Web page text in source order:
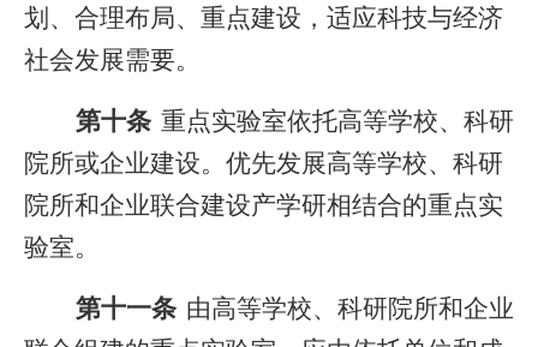
划、合理布局、重点建设，适应科技与经济
社会发展需要。
第十条 重点实验室依托高等学校、科研
院所或企业建设。优先发展高等学校、科研
院所和企业联合建设产学研相结合的重点实
验室。
第十一条 由高等学校、科研院所和企业